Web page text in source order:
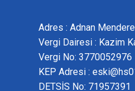
Adres : Adnan
Vergi Dairesi : Kazim
Vergi No: 3770052976
KEP Adresi :
DETSİS No: 71957391